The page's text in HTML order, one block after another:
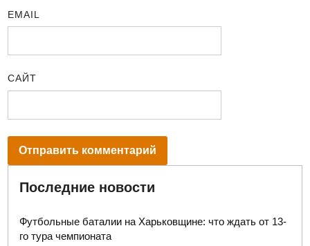
EMAIL
САЙТ
Последние новости
Футбольные баталии на Харьковщине: что ждать от 13-
го тура чемпионата